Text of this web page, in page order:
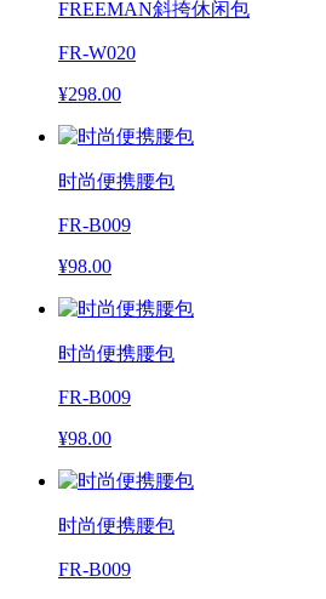
FREEMAN斜挎休闲包
FR-W020
¥298.00
时尚便携腰包
FR-B009
¥98.00
时尚便携腰包
FR-B009
¥98.00
时尚便携腰包
FR-B009